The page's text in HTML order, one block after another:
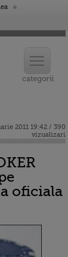
2011 19:42 / 390
vizualizari
oficiala